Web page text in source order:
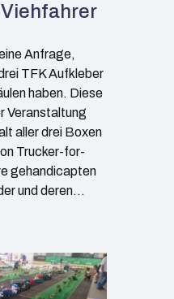
Anfrage,
TFK Aufkleber
haben. Diese
Veranstaltung
aller drei Boxen
Trucker-for-
gehandicapten
und deren…